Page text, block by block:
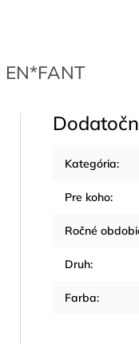
EN*FANT
Kategória:
Pre koho:
Ročné
Druh:
Farba: